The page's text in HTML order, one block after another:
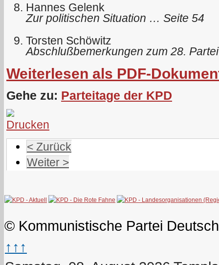
Hannes Gelenk
Zur politischen Situation … Seite 54
Torsten Schöwitz
Abschlußbemerkungen zum 28.
Weiterlesen als PDF-
Gehe zu: Parteitage der KPD
< Zurück
Weiter >
© Kommunistische Partei
↑↑↑